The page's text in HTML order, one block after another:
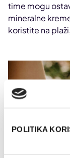
POLITIKA
time mogu
mineralne
koristite na